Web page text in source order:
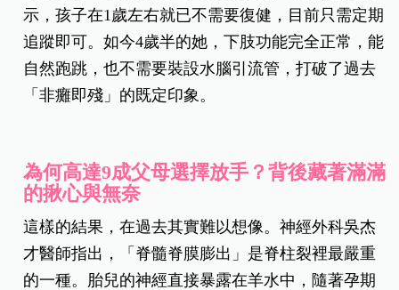
示，孩子在1歲左右就已不需要復健，目前只需定期
追蹤即可。如今4歲半的她，下肢功能完全正常，能
自然跑跳，也不需要裝設水腦引流管，打破了過去
「非癱即殘」的既定印象。
為何高達9成父母選擇放手？背後藏著滿滿
的揪心與無奈
這樣的結果，在過去其實難以想像。神經外科吳杰
才醫師指出，「脊髓脊膜膨出」是脊柱裂裡最嚴重
的一種。胎兒的神經直接暴露在羊水中，隨著孕期